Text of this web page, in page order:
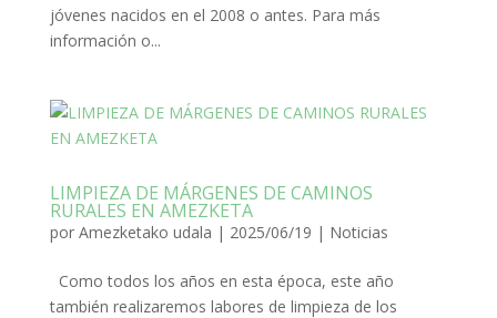
jóvenes nacidos en el 2008 o antes. Para más
información o...
LIMPIEZA DE MÁRGENES DE CAMINOS
RURALES EN AMEZKETA
por Amezketako udala | 2025/06/19 | Noticias
Como todos los años en esta época, este año
también realizaremos labores de limpieza de los